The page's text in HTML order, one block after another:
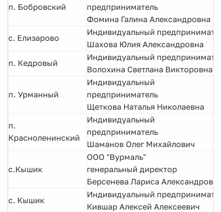
п. Бобровский
предприниматель
Фомина Галина Александровна
с. Елизарово
Индивидуальный
Шахова Юлия Александровна
п. Кедровый
Индивидуальный
Волохина Светлана Викторовна
п. Урманный
Индивидуальный
предприниматель
Щеткова Наталья Николаевна
п.
Красноленинский
Индивидуальный
предприниматель
Шаманов Олег Михайлович
с.Кышик
ООО "Вурмаль"
генеральный директор
Берсенева Лариса
с. Кышик
Индивидуальный
Кившар Алексей Алексеевич